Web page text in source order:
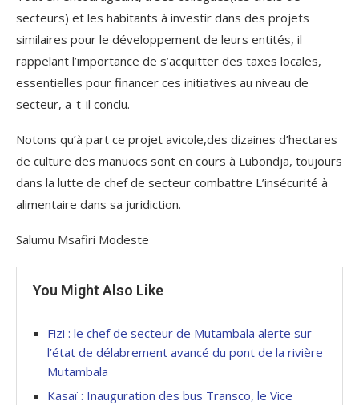
secteurs) et les habitants à investir dans des projets
similaires pour le développement de leurs entités, il
rappelant l’importance de s’acquitter des taxes locales,
essentielles pour financer ces initiatives au niveau de
secteur, a-t-il conclu.
Notons qu’à part ce projet avicole,des dizaines d’hectares
de culture des manuocs sont en cours à Lubondja, toujours
dans la lutte de chef de secteur combattre L’insécurité à
alimentaire dans sa juridiction.
Salumu Msafiri Modeste
You Might Also Like
Fizi : le chef de secteur de Mutambala alerte sur
l’état de délabrement avancé du pont de la rivière
Mutambala
Kasaï : Inauguration des bus Transco, le Vice